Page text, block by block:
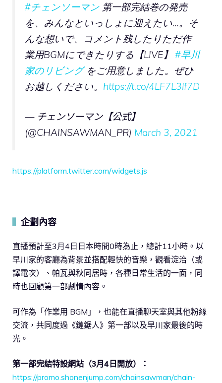
#チェンソーマン 第一部完結巻の発売
を、みんなといっしょに迎えたい…。そ
んな想いで、コメント残したりただ作
業用BGMにできたりする【LIVE】 #早川
家のリビングをご用意しました。ぜひ
お越しください。 https://t.co/4LF7L3lf7D
— チェンソーマン【公式】
(@CHAINSAWMAN_PR) March 3, 2021
https://platform.twitter.com/widgets.js
企劃內容
直播預計至3月4日日本時間0時為止，總計11小時。以
早川家的客廳為背景並搭配輕快的音樂，觀看淀治（或
譯電次）、帕瓦與秋同居時，各種日常生活的一面，同
時也回顧第一部劇情內容。
可作為「作業用 BGM」，也能在直播聊天室與其他粉絲
交流，共同度過《鏈鋸人》第一部以及早川家最後的時
光。
第一部完結特設網站（3月4日開放）：
https://promo.shonenjump.com/chainsawman/chain-